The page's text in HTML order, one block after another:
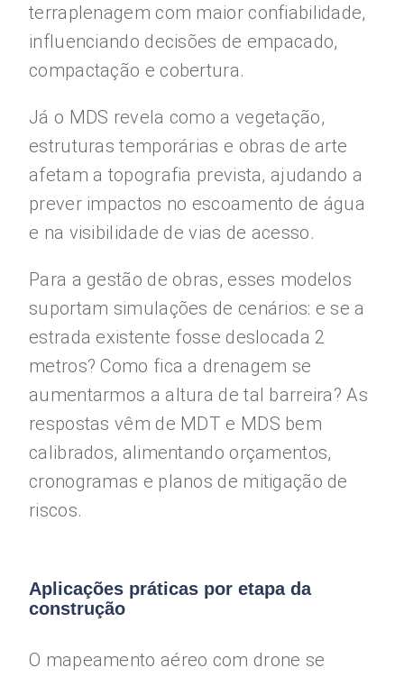
terraplenagem com maior confiabilidade,
influenciando decisões de empacado,
compactação e cobertura.
Já o MDS revela como a vegetação,
estruturas temporárias e obras de arte
afetam a topografia prevista, ajudando a
prever impactos no escoamento de água
e na visibilidade de vias de acesso.
Para a gestão de obras, esses modelos
suportam simulações de cenários: e se a
estrada existente fosse deslocada 2
metros? Como fica a drenagem se
aumentarmos a altura de tal barreira? As
respostas vêm de MDT e MDS bem
calibrados, alimentando orçamentos,
cronogramas e planos de mitigação de
riscos.
Aplicações práticas por etapa da
construção
O mapeamento aéreo com drone se